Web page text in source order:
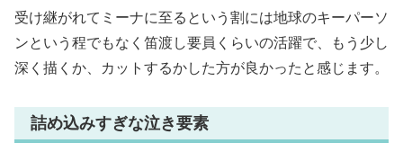
受け継がれてミーナに至るという割には地球のキーパーソ
ンという程でもなく笛渡し要員くらいの活躍で、もう少し
深く描くか、カットするかした方が良かったと感じます。
詰め込みすぎな泣き要素